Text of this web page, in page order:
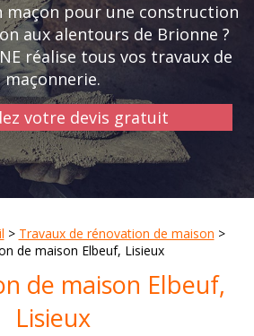
maçon pour une construction
aux alentours de Brionne ?
réalise tous vos travaux de
maçonnerie.
votre devis gratuit
> Travaux de rénovation de maison >
de maison Elbeuf, Lisieux
de maison Elbeuf,
Lisieux